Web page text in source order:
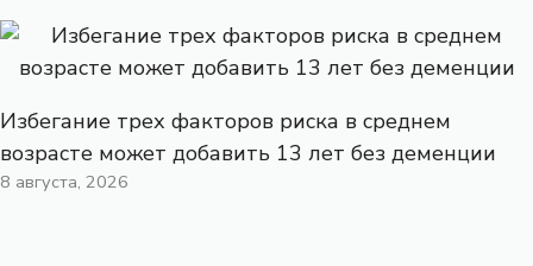
Избегание трех факторов риска в среднем
возрасте может добавить 13 лет без деменции
8 августа, 2026